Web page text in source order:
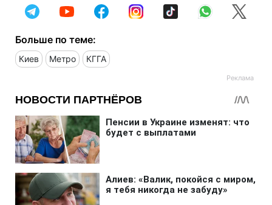
Больше по теме:
Киев Метро КГГА